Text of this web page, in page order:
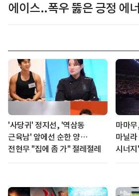
에이스..폭우 뚫은 긍정 에
'사당귀' 정지선, '역삼동
근육남' 앞에선 순한 양…
전현무 "집에 좀 가" 절레절레
마마
마닐
시너지'